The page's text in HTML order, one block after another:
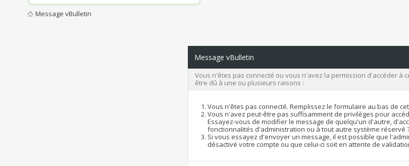
Message vBulletin
Message vBulletin
Vous n'êtes pas connecté ou vous n'avez la permission d'accéder à
être dû à une ou plusieurs raisons :
Vous n'êtes pas connecté. Remplissez le formulaire au bas de
Vous n'avez peut-être pas suffisamment de privilèges pour
Essayez-vous de modifier le message de quelqu'un d'autre,
fonctionnalités d'administration ou à tout autre système réservé
Si vous essayez d'envoyer un message, il est possible que
désactivé votre compte ou que celui-ci soit en attente de